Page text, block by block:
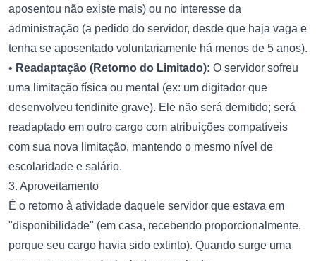
aposentou não existe mais) ou no interesse da
administração (a pedido do servidor, desde que haja vaga e
tenha se aposentado voluntariamente há menos de 5 anos).
• Readaptação (Retorno do Limitado): O servidor sofreu
uma limitação física ou mental (ex: um digitador que
desenvolveu tendinite grave). Ele não será demitido; será
readaptado em outro cargo com atribuições compatíveis
com sua nova limitação, mantendo o mesmo nível de
escolaridade e salário.
3. Aproveitamento
É o retorno à atividade daquele servidor que estava em
"disponibilidade" (em casa, recebendo proporcionalmente,
porque seu cargo havia sido extinto). Quando surge uma